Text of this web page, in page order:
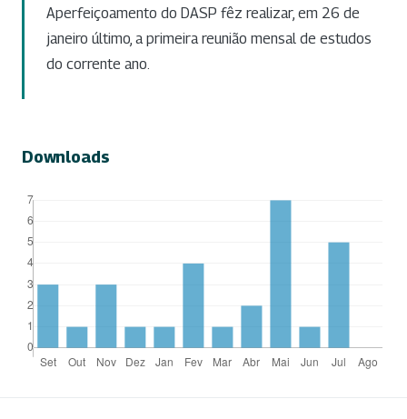
Aperfeiçoamento do DASP fêz realizar, em 26 de
janeiro último, a primeira reunião mensal de estudos
do corrente ano.
Downloads